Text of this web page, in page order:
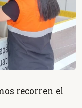
recorren el